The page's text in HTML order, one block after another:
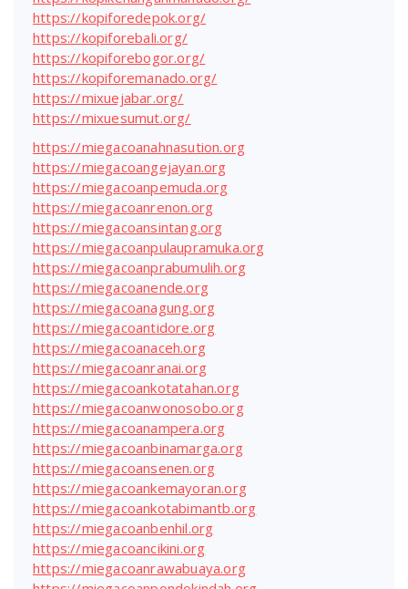
https://kopiforedepok.org/
https://kopiforebali.org/
https://kopiforebogor.org/
https://kopiforemanado.org/
https://mixuejabar.org/
https://mixuesumut.org/
https://miegacoanahnasution.org
https://miegacoangejayan.org
https://miegacoanpemuda.org
https://miegacoanrenon.org
https://miegacoansintang.org
https://miegacoanpulaupramuka.org
https://miegacoanprabumulih.org
https://miegacoanende.org
https://miegacoanagung.org
https://miegacoantidore.org
https://miegacoanaceh.org
https://miegacoanranai.org
https://miegacoankotatahan.org
https://miegacoanwonosobo.org
https://miegacoanampera.org
https://miegacoanbinamarga.org
https://miegacoansenen.org
https://miegacoankemayoran.org
https://miegacoankotabimantb.org
https://miegacoanbenhil.org
https://miegacoancikini.org
https://miegacoanrawabuaya.org